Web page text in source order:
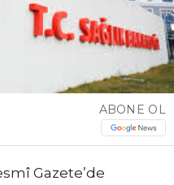
ABONE OL
Gazete’de